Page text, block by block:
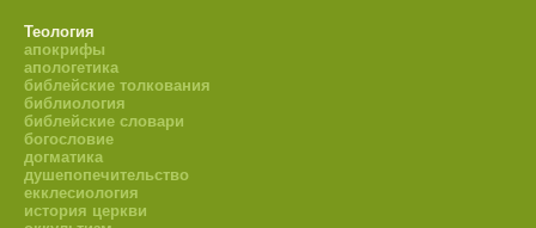
Теология
апокрифы
апологетика
библейские толкования
библиология
библейские словари
богословие
догматика
душепопечительство
екклесиология
история церкви